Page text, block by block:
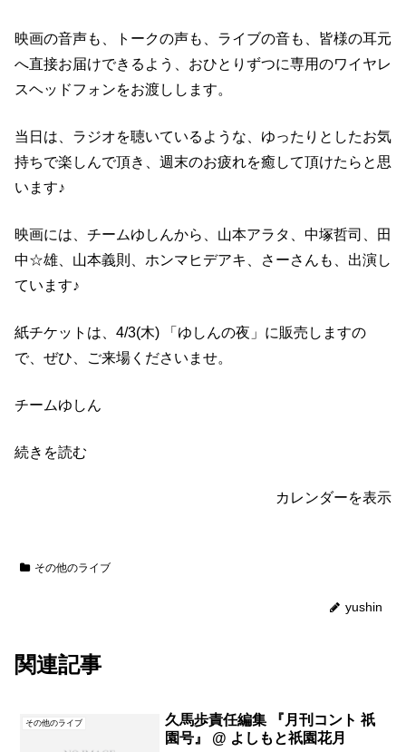
映画の音声も、トークの声も、ライブの音も、皆様の耳元
へ直接お届けできるよう、おひとりずつに専用のワイヤレ
スヘッドフォンをお渡しします。
当日は、ラジオを聴いているような、ゆったりとしたお気
持ちで楽しんで頂き、週末のお疲れを癒して頂けたらと思
います♪
映画には、チームゆしんから、山本アラタ、中塚哲司、田
中☆雄、山本義則、ホンマヒデアキ、さーさんも、出演し
ています♪
紙チケットは、4/3(木) 「ゆしんの夜」に販売しますの
で、ぜひ、ご来場くださいませ。
チームゆしん
続きを読む
カレンダーを表示
その他のライブ
yushin
関連記事
その他のライブ
久馬歩責任編集 『月刊コント 祇
園号』 @ よしもと祇園花月